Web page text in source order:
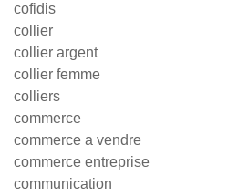
cofidis
collier
collier argent
collier femme
colliers
commerce
commerce a vendre
commerce entreprise
communication